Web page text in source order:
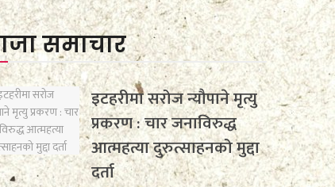
समाचार
इटहरीमा सरोज न्यौपाने मृत्यु
प्रकरण : चार जनाविरुद्ध
आत्महत्या दुरुत्साहनको मुद्दा
दर्ता